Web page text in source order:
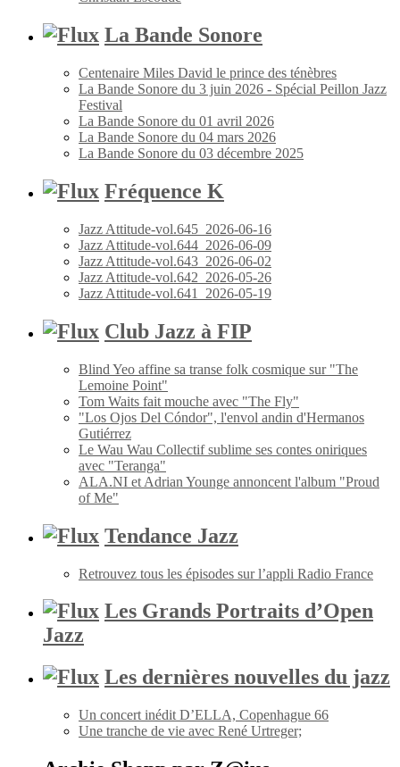
La Bande Sonore
Centenaire Miles David le prince des ténèbres
La Bande Sonore du 3 juin 2026 - Spécial Peillon Jazz
Festival
La Bande Sonore du 01 avril 2026
La Bande Sonore du 04 mars 2026
La Bande Sonore du 03 décembre 2025
Fréquence K
Jazz Attitude-vol.645_2026-06-16
Jazz Attitude-vol.644_2026-06-09
Jazz Attitude-vol.643_2026-06-02
Jazz Attitude-vol.642_2026-05-26
Jazz Attitude-vol.641_2026-05-19
Club Jazz à FIP
Blind Yeo affine sa transe folk cosmique sur "The
Lemoine Point"
Tom Waits fait mouche avec "The Fly"
"Los Ojos Del Cóndor", l'envol andin d'Hermanos
Gutiérrez
Le Wau Wau Collectif sublime ses contes oniriques
avec "Teranga"
ALA.NI et Adrian Younge annoncent l'album "Proud
of Me"
Tendance Jazz
Retrouvez tous les épisodes sur l’appli Radio France
Les Grands Portraits d’Open
Jazz
Les dernières nouvelles du jazz
Un concert inédit D’ELLA, Copenhague 66
Une tranche de vie avec René Urtreger;